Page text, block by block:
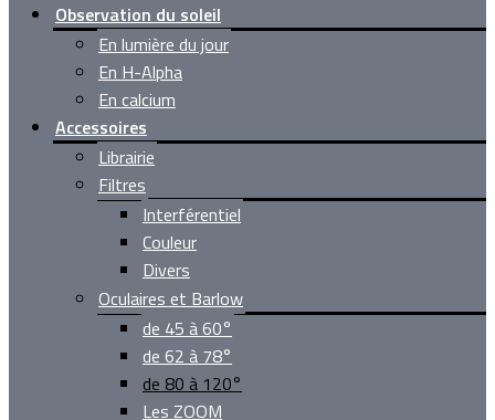
Observation du soleil
En lumière du jour
En H-Alpha
En calcium
Accessoires
Librairie
Filtres
Interférentiel
Couleur
Divers
Oculaires et Barlow
de 45 à 60°
de 62 à 78°
de 80 à 120°
Les ZOOM